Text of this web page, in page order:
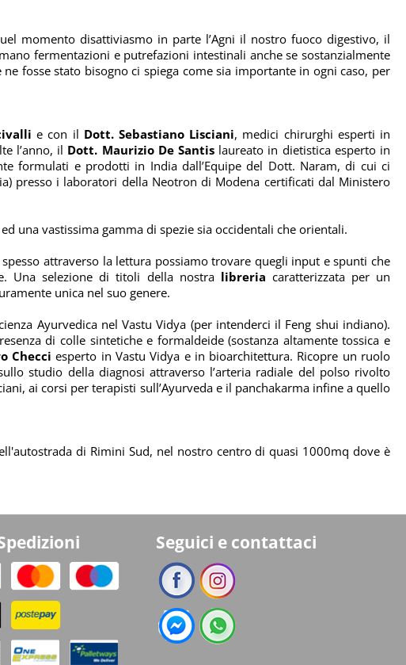
momento disattiviasmo in parte l’Agni il nostro fuoco digestivo, il
fermentazioni e putrefazioni intestinali anche se sostanzialmente
fosse stato bisogno ci spiega come sia importante in ogni caso, per
e con il Dott. Sebastiano Lisciani, medici chirurghi esperti in
l’anno, il Dott. Maurizio De Santis laureato in dietistica esperto in
formulati e prodotti in India dall’Equipe del Dott. Naram, di cui ci
presso i laboratori della Neotron di Modena certificati dal Ministero
una vastissima gamma di spezie sia occidentali che orientali.
attraverso la lettura possiamo trovare quegli input e spunti che
Una selezione di titoli della nostra libreria caratterizzata per un
unica nel suo genere.
Ayurvedica nel Vastu Vidya (per intenderci il Feng shui indiano).
di colle sintetiche e formaldeide (sostanza altamente tossica e
Checci esperto in Vastu Vidya e in bioarchitettura. Ricopre un ruolo
studio della diagnosi attraverso l’arteria radiale del polso rivolto
ai corsi per terapisti sull’Ayurveda e il panchakarma infine a quello
di Rimini Sud, nel nostro centro di quasi 1000mq dove è
Seguici e contattaci